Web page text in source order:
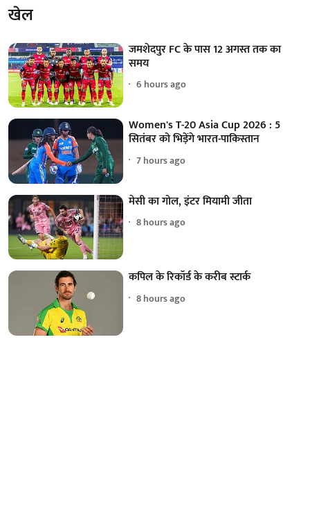
खेल
जमशेदपुर FC के पास 12 अगस्त तक का
समय
6 hours ago
Women's T-20 Asia Cup 2026 : 5
सितंबर को भिड़ेंगे भारत-पाकिस्तान
7 hours ago
मेसी का गोल, इंटर मियामी जीता
8 hours ago
कपिल के रिकॉर्ड के करीब स्टार्क
8 hours ago